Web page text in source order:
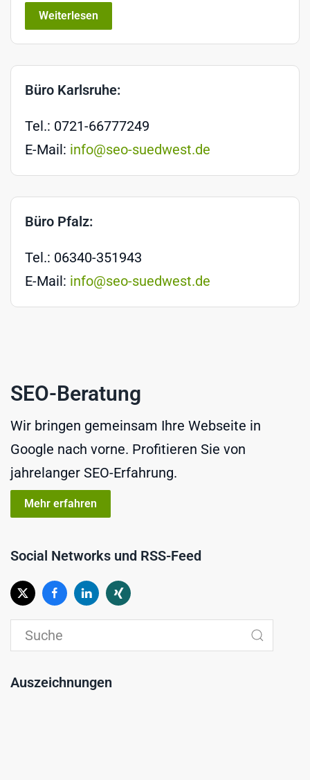
Weiterlesen
Büro Karlsruhe:
Tel.: 0721-66777249
E-Mail: info@seo-suedwest.de
Büro Pfalz:
Tel.: 06340-351943
E-Mail: info@seo-suedwest.de
SEO-Beratung
Wir bringen gemeinsam Ihre Webseite in
Google nach vorne. Profitieren Sie von
jahrelanger SEO-Erfahrung.
Mehr erfahren
Social Networks und RSS-Feed
Auszeichnungen